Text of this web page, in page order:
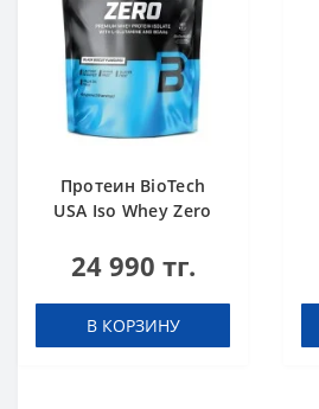
Протеин BioTech
USA Iso Whey Zero
454 g
24 990 тг.
В КОРЗИНУ